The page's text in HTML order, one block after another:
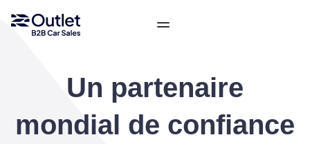
Un partenaire
mondial de confiance